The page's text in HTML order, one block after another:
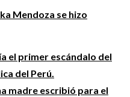
Mendoza se hizo
el primer escándalo del
del Perú.
madre escribió para el